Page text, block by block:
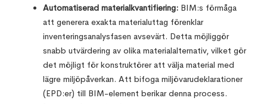
Automatiserad materialkvantifiering: BIM:s förmåga
att generera exakta materialuttag förenklar
inventeringsanalysfasen avsevärt. Detta möjliggör
snabb utvärdering av olika materialalternativ, vilket gör
det möjligt för konstruktörer att välja material med
lägre miljöpåverkan. Att bifoga miljövarudeklarationer
(EPD:er) till BIM-element berikar denna process.